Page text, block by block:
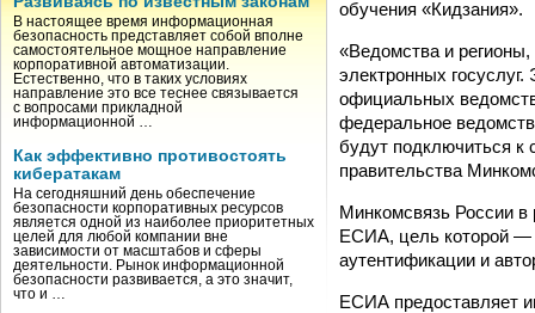
В настоящее время информационная
безопасность представляет собой вполне
самостоятельное мощное направление
корпоративной автоматизации.
Естественно, что в таких условиях
направление это все теснее связывается
с вопросами прикладной
информационной …
Как эффективно противостоять
кибератакам
На сегодняшний день обеспечение
безопасности корпоративных ресурсов
является одной из наиболее приоритетных
целей для любой компании вне
зависимости от масштабов и сферы
деятельности. Рынок информационной
безопасности развивается, а это значит,
что и …
обучения «Кидзания».
«Ведомства и
электронных
официальных
федеральное
будут подключиться к
правительства
Минкомсвязь России в
ЕСИА, цель которой —
аутентификации и
ЕСИА предоставляет